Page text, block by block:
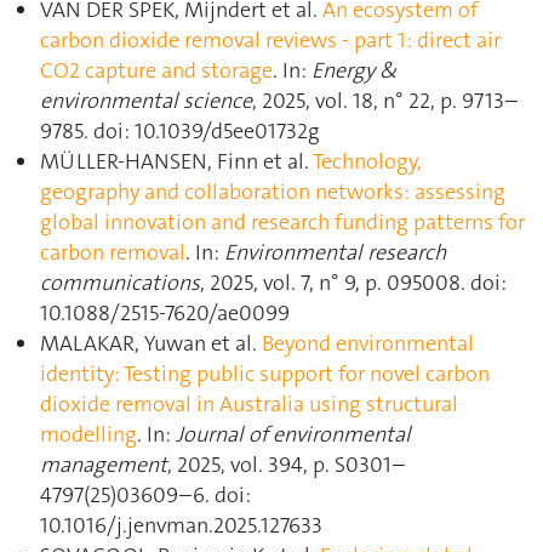
VAN DER SPEK, Mijndert et al. An ecosystem of
carbon dioxide removal reviews - part 1: direct air
CO2 capture and storage. In: Energy &
environmental science, 2025, vol. 18, n° 22, p. 9713–
9785. doi: 10.1039/d5ee01732g
MÜLLER-HANSEN, Finn et al.Technology,
geography and collaboration networks: assessing
global innovation and research funding patterns for
carbon removal. In: Environmental research
communications, 2025, vol. 7, n° 9, p. 095008. doi:
10.1088/2515-7620/ae0099
MALAKAR, Yuwan et al. Beyond environmental
identity: Testing public support for novel carbon
dioxide removal in Australia using structural
modelling. In: Journal of environmental
management, 2025, vol. 394, p. S0301–
4797(25)03609–6. doi:
10.1016/j.jenvman.2025.127633